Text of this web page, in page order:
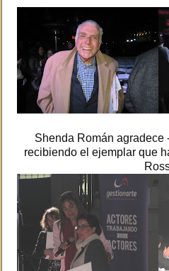
Shenda Román agradece
recibiendo el ejemplar que